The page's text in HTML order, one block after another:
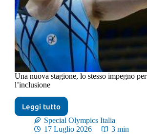
Una nuova stagione, lo stesso impegno per
l’inclusione
Leggi tutto
Special Olympics Italia
17 Luglio 2026
3 min